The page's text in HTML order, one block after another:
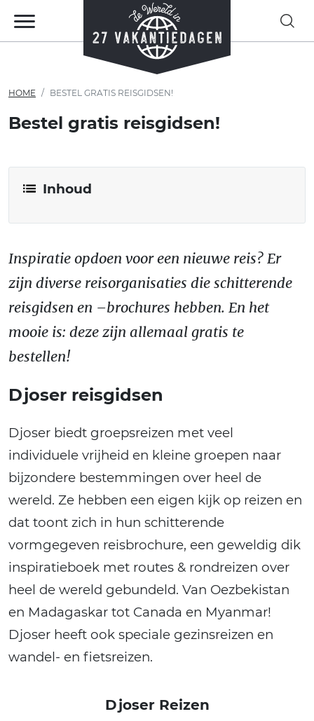
HOME BESTEL GRATIS REISGIDSEN!
Bestel gratis reisgidsen!
Inhoud
Inspiratie opdoen voor een nieuwe reis? Er
zijn diverse reisorganisaties die schitterende
reisgidsen en –brochures hebben. En het
mooie is: deze zijn allemaal gratis te
bestellen!
Djoser reisgidsen
Djoser biedt groepsreizen met veel
individuele vrijheid en kleine groepen naar
bijzondere bestemmingen over heel de
wereld. Ze hebben een eigen kijk op reizen en
dat toont zich in hun schitterende
vormgegeven reisbrochure, een geweldig dik
inspiratieboek met routes & rondreizen over
heel de wereld gebundeld. Van Oezbekistan
en Madagaskar tot Canada en Myanmar!
Djoser heeft ook speciale gezinsreizen en
wandel- en fietsreizen.
Djoser Reizen